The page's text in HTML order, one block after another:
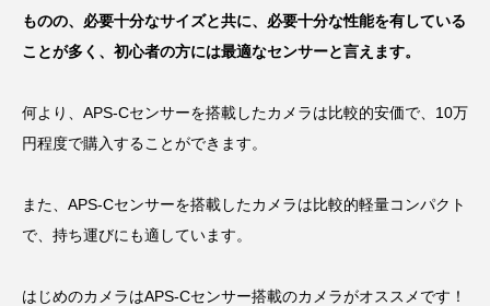
ものの、必要十分なサイズと共に、必要十分な性能を有している
ことが多く、初心者の方には最適なセンサーと言えます。
何より、APS-Cセンサーを搭載したカメラは比較的安価で、10万
円程度で購入することができます。
また、APS-Cセンサーを搭載したカメラは比較的軽量コンパクト
で、持ち運びにも適しています。
はじめのカメラはAPS-Cセンサー搭載のカメラがオススメです！